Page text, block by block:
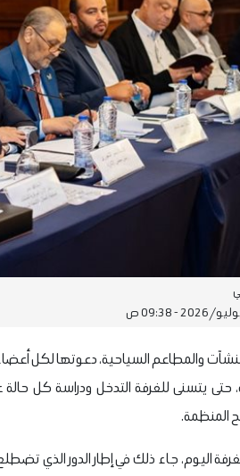
والمطاعم السياحية، دعوتها لكل
يتسنى للغرفة التدخل ودراسة كل حالة
المنظمة.
اليوم، جاء ذلك في إطار الدور الذي